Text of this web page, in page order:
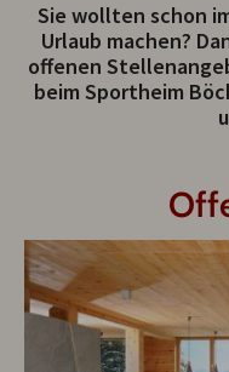
Wissenswertes
Jobs
Sie wollten schon
Urlaub machen?
offenen
beim Sportheim